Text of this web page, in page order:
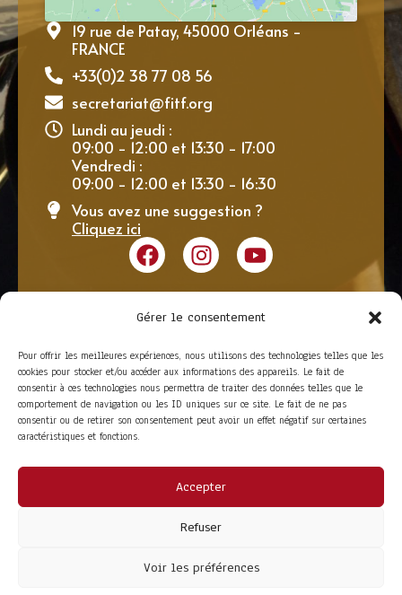
Gérer le consentement
Pour offrir les meilleures expériences, nous utilisons des technologies telles que les
cookies pour stocker et/ou accéder aux informations des appareils. Le fait de
consentir à ces technologies nous permettra de traiter des données telles que le
comportement de navigation ou les ID uniques sur ce site. Le fait de ne pas
consentir ou de retirer son consentement peut avoir un effet négatif sur certaines
caractéristiques et fonctions.
Accepter
Refuser
Voir les préférences
19 rue de Patay, 45000 Orléans -
FRANCE
+33(0)2 38 77 08 56
secretariat@fitf.org
Lundi au jeudi :
09:00 - 12:00 et 13:30 - 17:00
Vendredi :
09:00 - 12:00 et 13:30 - 16:30
Vous avez une suggestion ?
Cliquez ici
Adhérer